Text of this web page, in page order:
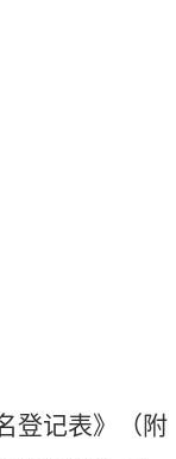
登记表》（附